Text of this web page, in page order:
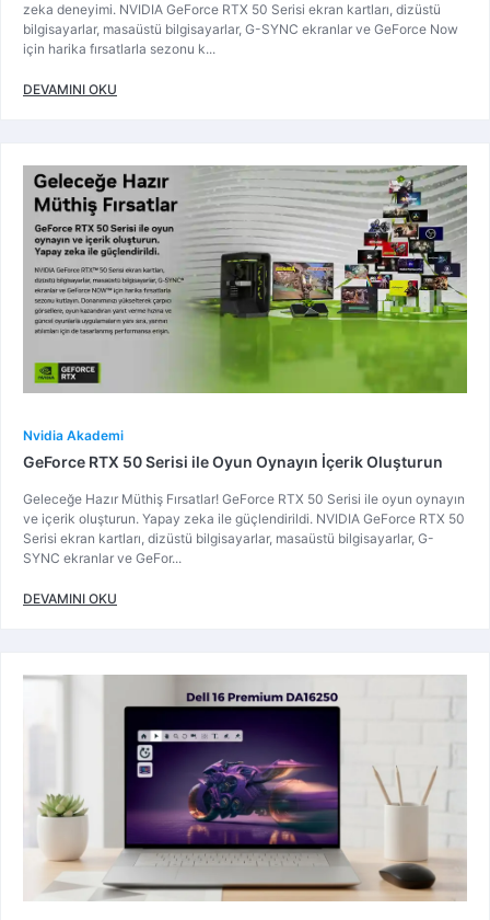
zeka deneyimi. NVIDIA GeForce RTX 50 Serisi ekran kartları, dizüstü
bilgisayarlar, masaüstü bilgisayarlar, G-SYNC ekranlar ve GeForce Now
için harika fırsatlarla sezonu k...
DEVAMINI OKU
Nvidia Akademi
GeForce RTX 50 Serisi ile Oyun Oynayın İçerik Oluşturun
Geleceğe Hazır Müthiş Fırsatlar! GeForce RTX 50 Serisi ile oyun oynayın
ve içerik oluşturun. Yapay zeka ile güçlendirildi. NVIDIA GeForce RTX 50
Serisi ekran kartları, dizüstü bilgisayarlar, masaüstü bilgisayarlar, G-
SYNC ekranlar ve GeFor...
DEVAMINI OKU